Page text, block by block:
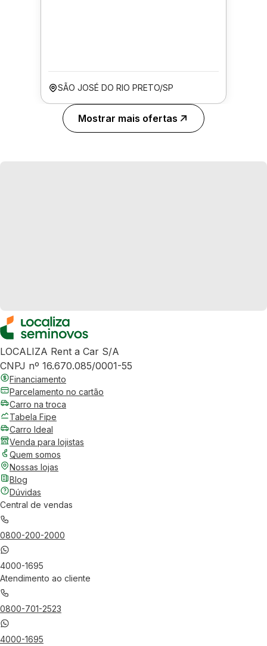
SÃO JOSÉ DO RIO PRETO/SP
Mostrar mais ofertas
LOCALIZA Rent a Car S/A
CNPJ nº 16.670.085/0001-55
Financiamento
Parcelamento no cartão
Carro na troca
Tabela Fipe
Carro Ideal
Venda para lojistas
Quem somos
Nossas lojas
Blog
Dúvidas
Central de vendas
0800-200-2000
4000-1695
Atendimento ao cliente
0800-701-2523
4000-1695